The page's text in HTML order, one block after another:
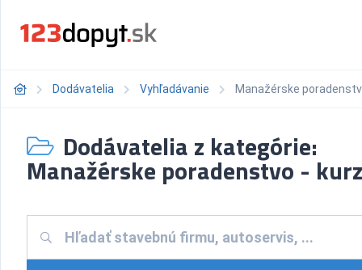
Dodávatelia Vyhľadávanie Manažérske
Dodávatelia z kategórie:
Manažérske poradenstvo -